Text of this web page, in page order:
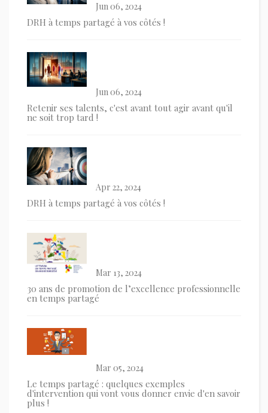
Jun 06, 2024
DRH à temps partagé à vos côtés !
Jun 06, 2024
Retenir ses talents, c'est avant tout agir avant qu'il
ne soit trop tard !
Apr 22, 2024
DRH à temps partagé à vos côtés !
Mar 13, 2024
30 ans de promotion de l’excellence professionnelle
en temps partagé
Mar 05, 2024
Le temps partagé : quelques exemples
d'intervention qui vont vous donner envie d'en savoir
plus !